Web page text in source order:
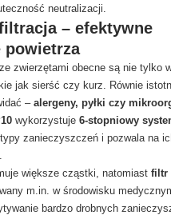
neutralizacji.
– efektywne
powietrza
zwierzętami obecne są nie tylko
jak sierść czy kurz. Równie
– alergeny, pyłki czy
wykorzystuje 6-stopniowy
zanieczyszczeń i pozwala na
większe cząstki, natomiast filtr
m.in. w środowisku
bardzo drobnych